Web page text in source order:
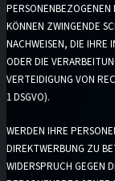
KÖNNEN ZWINGENDE
NACHWEISEN, DIE IHRE
ODER DIE
VERTEIDIGUNG VON
1 DSGVO).
WERDEN IHRE
DIREKTWERBUNG ZU
WIDERSPRUCH GEGEN